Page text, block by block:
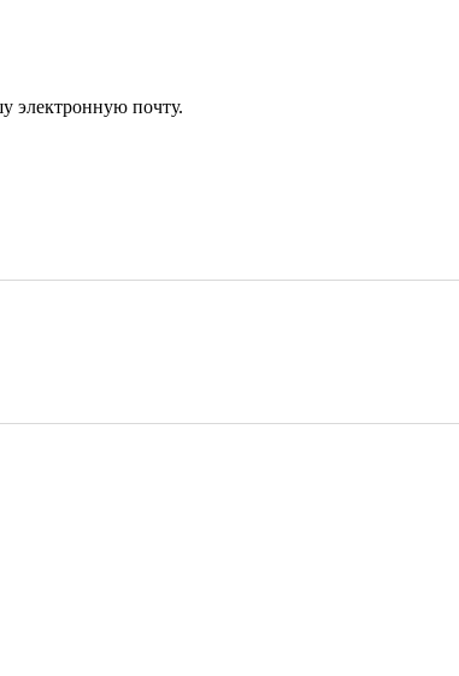
электронную почту.